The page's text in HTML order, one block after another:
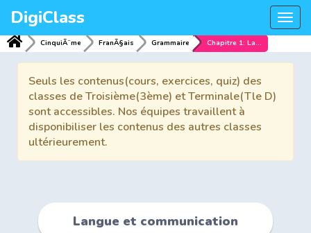
DigiClass
CinquiÃ¨me FranÃ§ais Grammaire Chapitre 1: Langue et communication
Seuls les contenus(cours, exercices, quiz) des
classes de Troisième(3ème) et Terminale(Tle D)
sont accessibles. Nos équipes travaillent à
disponibiliser les contenus des autres classes
ultérieurement.
Langue et communication